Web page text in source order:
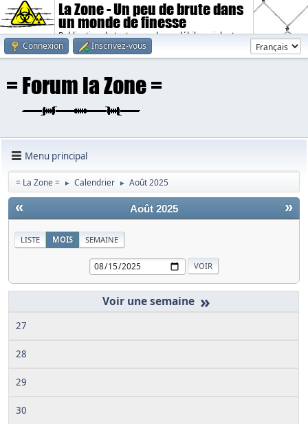
La Zone - Un peu de brute dans
un monde de finesse
Publication de textes sombres, débiles, violents.
Connexion
Inscrivez-vous
Menu principal
= La Zone = ► Calendrier ► Août 2025
« »
Août 2025
LISTE MOIS SEMAINE
»
27
28
29
30